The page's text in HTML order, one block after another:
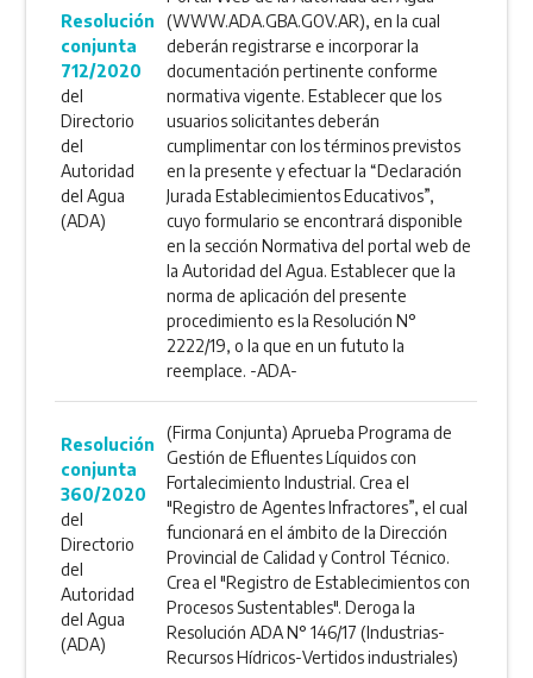
Resolución
conjunta
712/2020
del
Directorio
del
Autoridad
del Agua
(ADA)
(WWW.ADA.GBA.GOV.AR), en la cual
deberán registrarse e incorporar la
documentación pertinente conforme
normativa vigente. Establecer que los
usuarios solicitantes deberán
cumplimentar con los términos previstos
en la presente y efectuar la “Declaración
Jurada Establecimientos Educativos”,
cuyo formulario se encontrará disponible
en la sección Normativa del portal web de
la Autoridad del Agua. Establecer que la
norma de aplicación del presente
procedimiento es la Resolución N°
2222/19, o la que en un fututo la
reemplace. -ADA-
Resolución
conjunta
360/2020
del
Directorio
del
Autoridad
del Agua
(ADA)
(Firma Conjunta) Aprueba Programa de
Gestión de Efluentes Líquidos con
Fortalecimiento Industrial. Crea el
"Registro de Agentes Infractores”, el cual
funcionará en el ámbito de la Dirección
Provincial de Calidad y Control Técnico.
Crea el "Registro de Establecimientos con
Procesos Sustentables". Deroga la
Resolución ADA N° 146/17 (Industrias-
Recursos Hídricos-Vertidos industriales)